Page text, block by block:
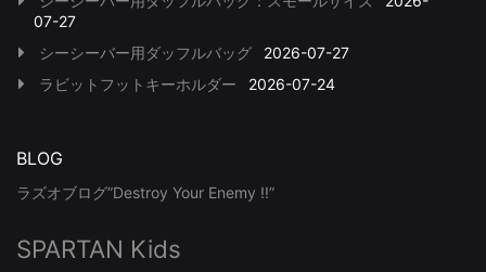
07-27
シーシーバー用ダッフルバッグ
2026-07-27
ラビットフットキーホルダー
2026-07-24
BLOG
ラズオブログ”Destroy Your Enemy !!”
SPARTAN Kids